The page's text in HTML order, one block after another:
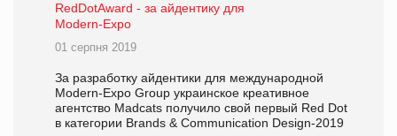
RedDotAward - за айдентику для
Modern-Eхро
01 серпня 2019
За разработку айдентики для международной
Modern-Expo Group украинское креативное
агентство Madcats получило свой первый Red Dot
в категории Brands & Communication Design-2019